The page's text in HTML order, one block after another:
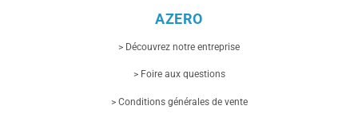
AZERO
> Découvrez notre entreprise
> Foire aux questions
> Conditions générales de vente